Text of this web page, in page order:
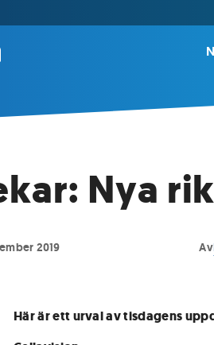
Nya
2019 Av
Här är ett urval av tisdagens